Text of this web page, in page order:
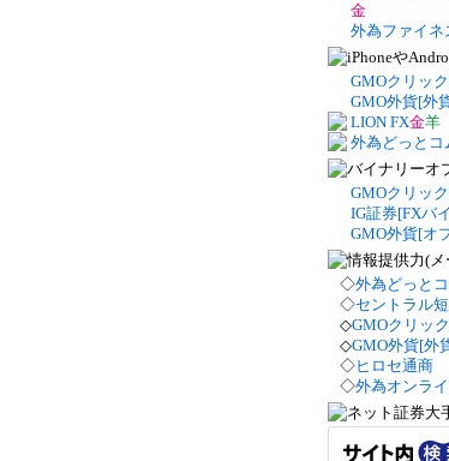
金
外為ファイ
GMOクリッ
GMO外貨[外
LION FX金羊
外為どっとコ
GMOクリッ
IG証券[FXバ
GMO外貨[オ
◇外為どっと
◇セントラル
◇GMOクリッ
◇GMO外貨[外
◇ヒロセ通商
◇外為オンラ